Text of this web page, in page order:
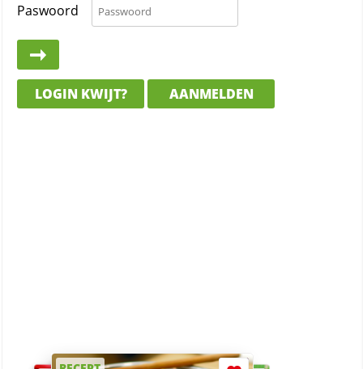
Paswoord
LOGIN KWIJT? AANMELDEN